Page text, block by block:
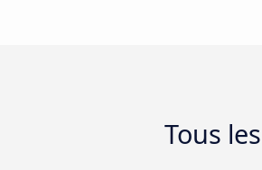
Tous